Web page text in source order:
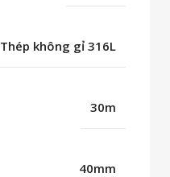
Thép không gỉ 316L
30m
40mm